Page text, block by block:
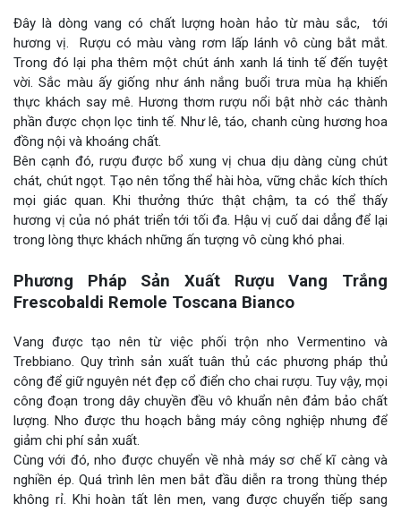
Đây là dòng vang có chất lượng hoàn hảo từ màu sắc, tới
hương vị. Rượu có màu vàng rơm lấp lánh vô cùng bắt mắt.
Trong đó lại pha thêm một chút ánh xanh lá tinh tế đến tuyệt
vời. Sắc màu ấy giống như ánh nắng buổi trưa mùa hạ khiến
thực khách say mê. Hương thơm rượu nổi bật nhờ các thành
phần được chọn lọc tinh tế. Như lê, táo, chanh cùng hương hoa
đồng nội và khoáng chất.
Bên cạnh đó, rượu được bổ xung vị chua dịu dàng cùng chút
chát, chút ngọt. Tạo nên tổng thể hài hòa, vững chắc kích thích
mọi giác quan. Khi thưởng thức thật chậm, ta có thể thấy
hương vị của nó phát triển tới tối đa. Hậu vị cuố dai dẳng để lại
trong lòng thực khách những ấn tượng vô cùng khó phai.
Phương Pháp Sản Xuất Rượu Vang Trắng
Frescobaldi Remole Toscana Bianco
Vang được tạo nên từ việc phối trộn nho Vermentino và
Trebbiano. Quy trình sản xuất tuân thủ các phương pháp thủ
công để giữ nguyên nét đẹp cổ điển cho chai rượu. Tuy vậy, mọi
công đoạn trong dây chuyền đều vô khuẩn nên đảm bảo chất
lượng. Nho được thu hoạch bằng máy công nghiệp nhưng để
giảm chi phí sản xuất.
Cùng với đó, nho được chuyển về nhà máy sơ chế kĩ càng và
nghiền ép. Quá trình lên men bắt đầu diễn ra trong thùng thép
không rỉ. Khi hoàn tất lên men, vang được chuyển tiếp sang